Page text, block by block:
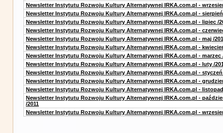
Newsletter Instytutu Rozwoju Kultury Alternatywnej IRKA.com.pl -
Newsletter Instytutu Rozwoju Kultury Alternatywnej IRKA.com.pl - sierpień
Newsletter Instytutu Rozwoju Kultury Alternatywnej IRKA.com.pl - lipiec /
Newsletter Instytutu Rozwoju Kultury Alternatywnej IRKA.com.pl -
Newsletter Instytutu Rozwoju Kultury Alternatywnej IRKA.com.pl - maj /
Newsletter Instytutu Rozwoju Kultury Alternatywnej IRKA.com.pl -
Newsletter Instytutu Rozwoju Kultury Alternatywnej IRKA.com.pl - marzec
Newsletter Instytutu Rozwoju Kultury Alternatywnej IRKA.com.pl - luty /
Newsletter Instytutu Rozwoju Kultury Alternatywnej IRKA.com.pl - styczeń
Newsletter Instytutu Rozwoju Kultury Alternatywnej IRKA.com.pl -
Newsletter Instytutu Rozwoju Kultury Alternatywnej IRKA.com.pl - listopad
Newsletter Instytutu Rozwoju Kultury Alternatywnej IRKA.com.pl -
/2011
Newsletter Instytutu Rozwoju Kultury Alternatywnej IRKA.com.pl -